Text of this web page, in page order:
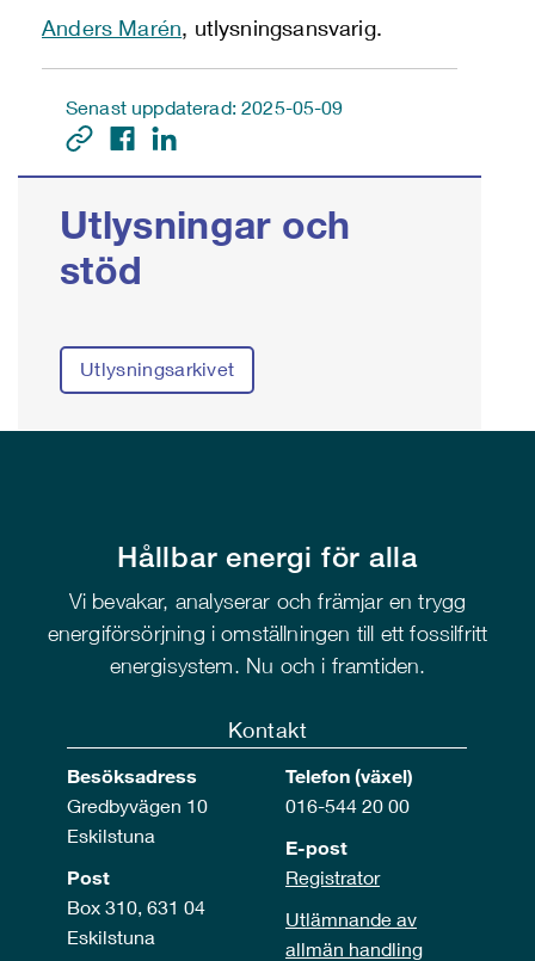
Anders Marén, utlysningsansvarig.
Senast uppdaterad: 2025-05-09
Utlysningar och
stöd
Utlysningsarkivet
Hållbar energi för alla
Vi bevakar, analyserar och främjar en trygg
energiförsörjning i omställningen till ett fossilfritt
energisystem. Nu och i framtiden.
Kontakt
Besöksadress
Gredbyvägen 10
Eskilstuna
Post
Box 310, 631 04
Eskilstuna
Telefon (växel)
016-544 20 00
E-post
Registrator
Utlämnande av
allmän handling